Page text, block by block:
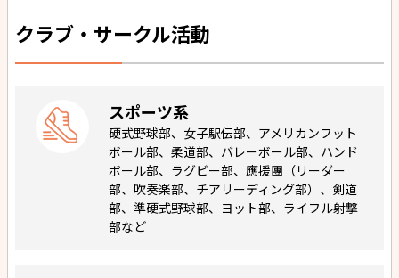
クラブ・サークル活動
スポーツ系
硬式野球部、女子駅伝部、アメリカンフット
ボール部、柔道部、バレーボール部、ハンド
ボール部、ラグビー部、應援團（リーダー
部、吹奏楽部、チアリーディング部）、剣道
部、準硬式野球部、ヨット部、ライフル射撃
部など